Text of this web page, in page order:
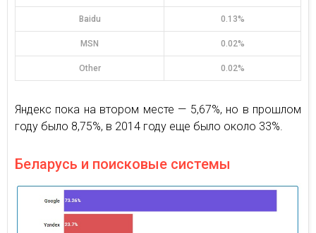
Baidu 0.13%
MSN 0.02%
Other 0.02%
Яндекс пока на втором месте — 5,67%, но в прошлом
году было 8,75%, в 2014 году еще было около 33%.
Беларусь и поисковые системы